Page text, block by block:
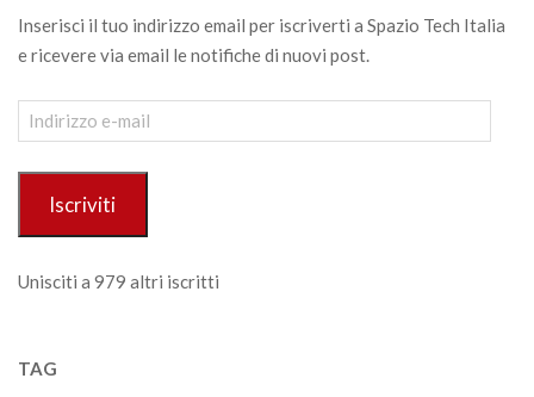
Inserisci il tuo indirizzo email per iscriverti a Spazio Tech Italia
e ricevere via email le notifiche di nuovi post.
Indirizzo
e-
Iscriviti
Unisciti a 979 altri iscritti
TAG